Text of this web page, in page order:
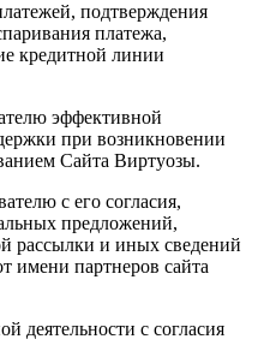
подтверждения
платежа,
кредитной линии
эффективной
при возникновении
Сайта Виртуозы.
с его согласия,
предложений,
рассылки и иных сведений
имени партнеров сайта
деятельности с согласия